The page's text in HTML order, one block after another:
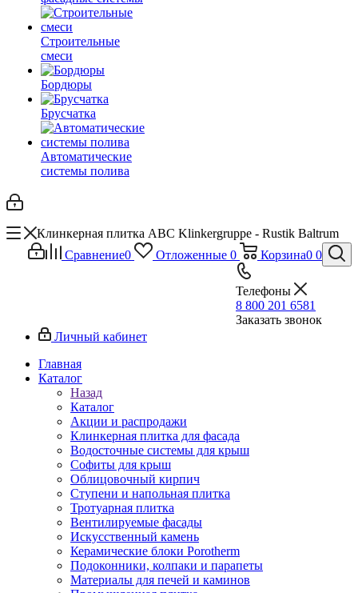
Строительные
смеси
Бордюры
Брусчатка
Автоматические
системы полива
Клинкерная плитка ABC Klinkergruppe - Rustik Baltrum
Сравнение0 Отложенные 0 Корзина0 0
Телефоны
8 800 201 6581
Заказать звонок
Личный кабинет
Главная
Каталог
Назад
Каталог
Акции и распродажи
Клинкерная плитка для фасада
Водосточные системы для крыш
Софиты для крыш
Облицовочный кирпич
Ступени и напольная плитка
Тротуарная плитка
Вентилируемые фасады
Искусственный камень
Керамические блоки Porotherm
Подоконники, колпаки и парапеты
Материалы для печей и каминов